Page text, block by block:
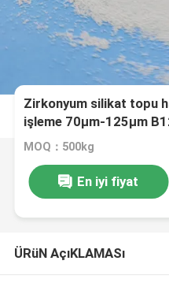
Zirkonyum silikat topu
işleme 70μm-125μm
MOQ：500kg
En iyi fiyat
ÜRüN AçıKLAMASı